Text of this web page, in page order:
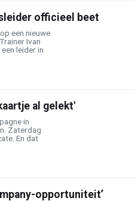
officieel beet
een nieuwe
Ivan
leider in
al gelekt'
in
Zaterdag
En dat
opportuniteit’